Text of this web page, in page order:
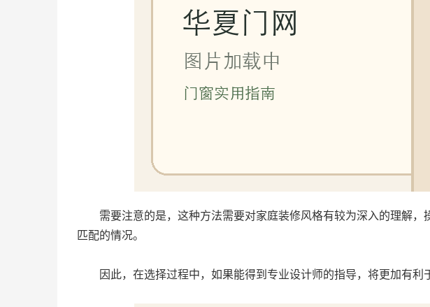
需要注意的是，这种方法需要对家庭装修风格有较为深入的理解
匹配的情况。
因此，在选择过程中，如果能得到专业设计师的指导，将更加有利